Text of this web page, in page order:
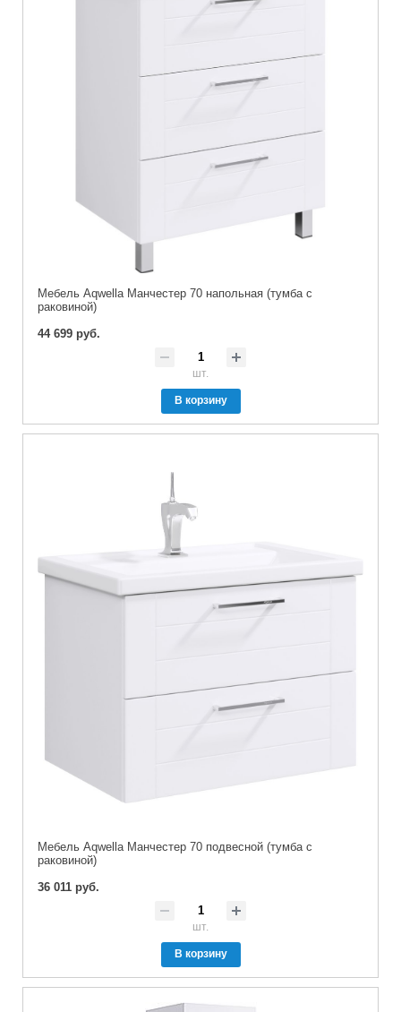
Мебель Aqwella Манчестер 70 напольная (тумба с
раковиной)
44 699 руб.
шт.
В корзину
Мебель Aqwella Манчестер 70 подвесной (тумба с
раковиной)
36 011 руб.
шт.
В корзину